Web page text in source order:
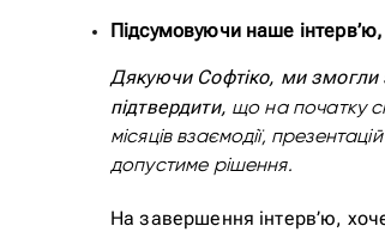
Підсумовуючи наше інтерв’ю,
Дякуючи Софтіко, ми змогли
підтвердити, що на початку
місяців взаємодії,
допустиме рішення.
На завершення інтерв’ю,